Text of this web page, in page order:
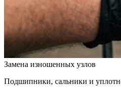
Замена изношенных узлов
Подшипники, сальники и